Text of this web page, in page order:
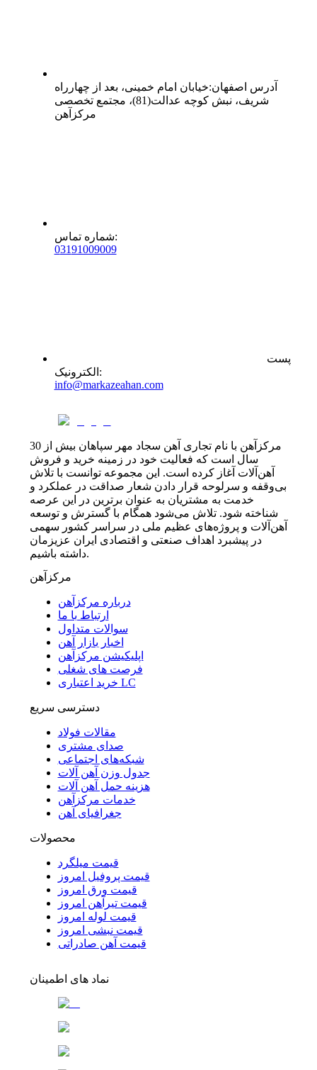
آدرس اصفهان:خیابان امام خمینی، بعد از چهارراه
شریف، نبش کوچه عدالت(81)، مجتمع تخصصی
مرکزآهن
شماره تماس:
03191009009
پست
الکترونیک :
info@markazeahan.com
مرکزآهن با نام تجاری آهن سجاد مهر سپاهان بیش از 30
سال است که فعالیت خود در زمینه خرید و فروش
آهن‌آلات آغاز کرده است. این مجموعه توانست با تلاش
بی‌وقفه و سرلوحه قرار دادن شعار صداقت در عملکرد و
خدمت به مشتریان به عنوان برترین در این عرصه
شناخته شود. تلاش می‌شود همگام با گسترش و توسعه
آهن‌آلات و پروژه‌های عظیم ملی در سراسر کشور سهمی
در پیشبرد اهداف صنعتی و اقتصادی ایران عزیزمان
داشته باشیم.
مرکزآهن
درباره مرکزآهن
ارتباط با ما
سوالات متداول
اخبار بازار آهن
اپلیکیشن مرکزآهن
فرصت های شغلی
خرید اعتباری LC
دسترسی سریع
مقالات فولاد
صدای مشتری
شبکه‌های اجتماعی
جدول وزن آهن آلات
هزینه حمل آهن آلات
خدمات مرکزآهن
جغرافیای آهن
محصولات
قیمت میلگرد
قیمت پروفیل امروز
قیمت ورق امروز
قیمت تیرآهن امروز
قیمت لوله امروز
قیمت نبشی امروز
قیمت آهن صادراتی
نماد های اطمینان